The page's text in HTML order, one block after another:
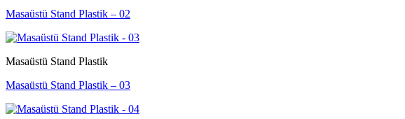
Masaüstü Stand Plastik – 02
Masaüstü Stand Plastik
Masaüstü Stand Plastik – 03